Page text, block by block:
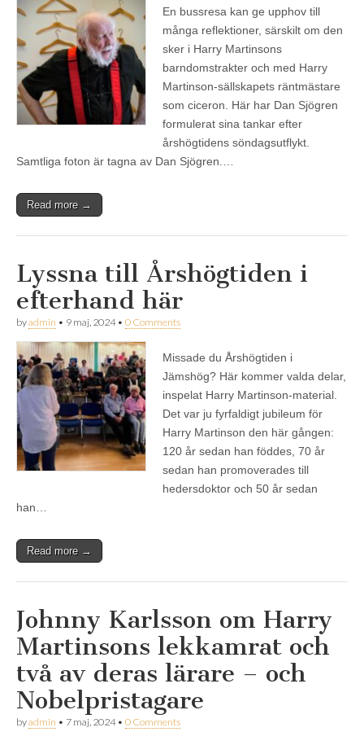
En bussresa kan ge upphov till
många reflektioner, särskilt om den
sker i Harry Martinsons
barndomstrakter och med Harry
Martinson-sällskapets räntmästare
som ciceron. Här har Dan Sjögren
formulerat sina tankar efter
årshögtidens söndagsutflykt.
Samtliga foton är tagna av Dan Sjögren.…
Read more →
Lyssna till Årshögtiden i
efterhand här
byadmin • 9 maj, 2024• 0 Comments
Missade du Årshögtiden i
Jämshög? Här kommer valda delar,
inspelat Harry Martinson-material.
Det var ju fyrfaldigt jubileum för
Harry Martinson den här gången:
120 år sedan han föddes, 70 år
sedan han promoverades till
hedersdoktor och 50 år sedan
han…
Read more →
Johnny Karlsson om Harry
Martinsons lekkamrat och
två av deras lärare – och
Nobelpristagare
byadmin • 7 maj, 2024• 0 Comments